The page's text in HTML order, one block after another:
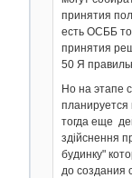
принятия
есть ОСББ
принятия
50 Я
Но на этапе
планируется
тогда еще
здійснення
будинку"
до создания